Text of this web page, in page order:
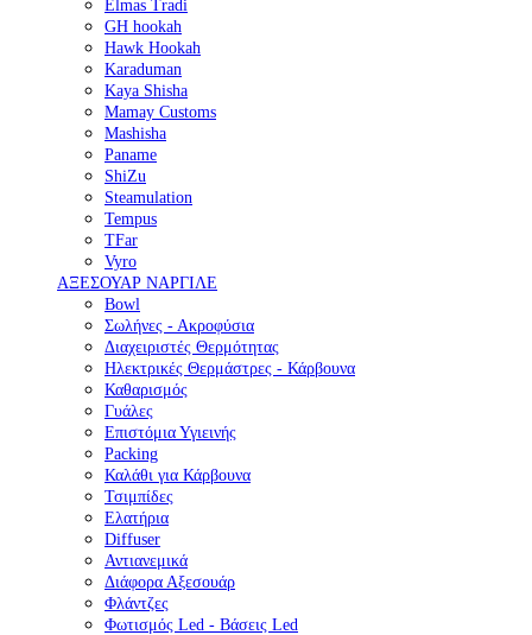
Elmas Tradi
GH hookah
Hawk Hookah
Karaduman
Kaya Shisha
Mamay Customs
Mashisha
Paname
ShiZu
Steamulation
Tempus
TFar
Vyro
ΑΞΕΣΟΥΑΡ ΝΑΡΓΙΛΕ
Bowl
Σωλήνες - Ακροφύσια
Διαχειριστές Θερμότητας
Ηλεκτρικές Θερμάστρες - Κάρβουνα
Καθαρισμός
Γυάλες
Επιστόμια Υγιεινής
Packing
Καλάθι για Κάρβουνα
Τσιμπίδες
Ελατήρια
Diffuser
Αντιανεμικά
Διάφορα Αξεσουάρ
Φλάντζες
Φωτισμός Led - Βάσεις Led